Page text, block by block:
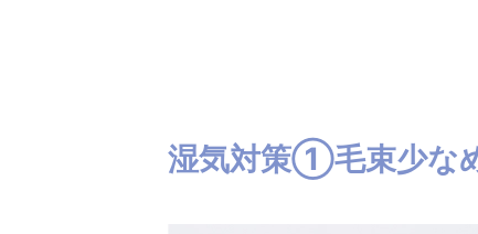
湿気対策①毛束少な